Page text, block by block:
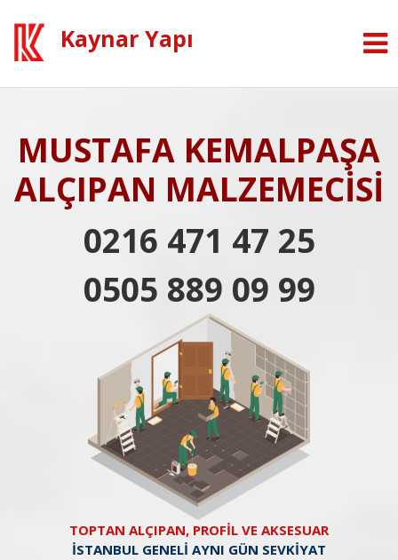
Kaynar Yapı
MUSTAFA KEMALPAŞA
ALÇIPAN MALZEMECİSİ
0216 471 47 25
0505 889 09 99
TOPTAN ALÇIPAN, PROFİL VE AKSESUAR
İSTANBUL GENELİ AYNI GÜN SEVKİYAT